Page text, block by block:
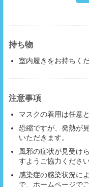
持ち物
室内履きをお持ちくだ
注意事項
マスクの着用は任意
恐縮ですが、発熱が
いただきます。
風邪の症状が見受け
すようご協力ください
感染症の感染状況に
で、ホームページで